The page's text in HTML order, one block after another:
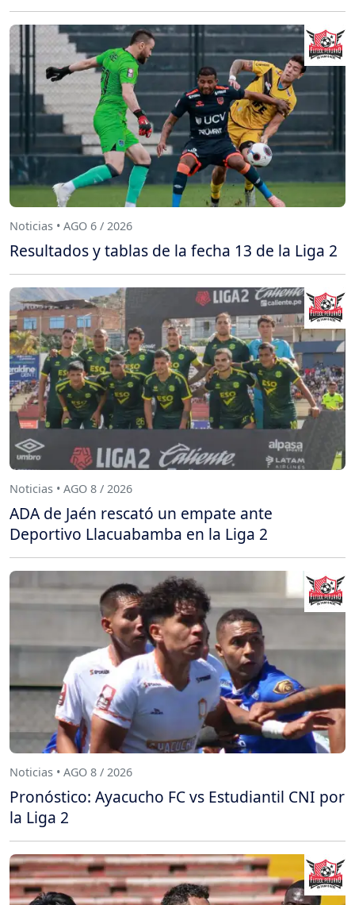
Noticias • AGO 6 / 2026
Resultados y tablas de la fecha 13 de la Liga 2
Noticias • AGO 8 / 2026
ADA de Jaén rescató un empate ante
Deportivo Llacuabamba en la Liga 2
Noticias • AGO 8 / 2026
Pronóstico: Ayacucho FC vs Estudiantil CNI por
la Liga 2